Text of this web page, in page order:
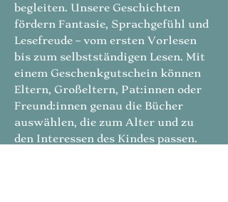
begleiten. Unsere Geschichten
fördern Fantasie, Sprachgefühl und
Lesefreude – vom ersten Vorlesen
bis zum selbstständigen Lesen. Mit
einem Geschenkgutschein können
Eltern, Großeltern, Pat:innen oder
Freund:innen genau die Bücher
auswählen, die zum Alter und zu
den Interessen des Kindes passen.